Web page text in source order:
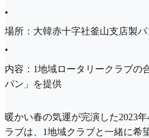
•
場所：大韓赤十字社釜山支店製
•
内容：1地域ロータリークラブの
パン」を提供
暖かい春の気運が完演した2023
ラブは、1地域クラブと一緒に希